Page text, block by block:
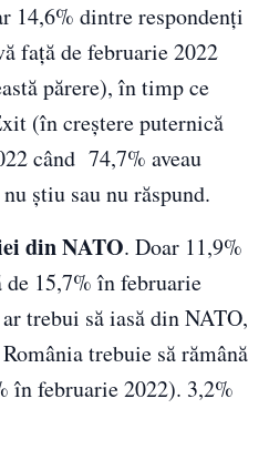
14,6% dintre respondenți
față de februarie 2022
părere), în timp ce
(în creștere puternică
când 74,7% aveau
știu sau nu răspund.
din NATO. Doar 11,9%
15,7% în februarie
trebui să iasă din NATO,
trebuie să rămână
în februarie 2022). 3,2%